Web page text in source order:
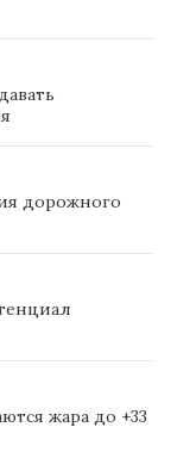
дорожного
жара до +33